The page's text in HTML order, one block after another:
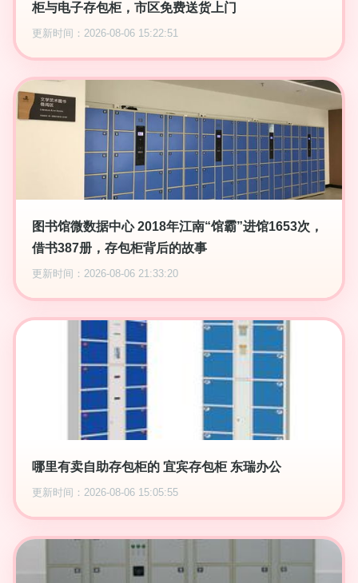
柜与电子存包柜，市区免费送货上门
更新时间：2026-08-06 15:22:51
图书馆微数据中心 2018年江南“馆霸”进馆1653次，
借书387册，存包柜背后的故事
更新时间：2026-08-06 21:33:20
哪里有卖自助存包柜的 宜宾存包柜 东瑞办公
更新时间：2026-08-06 15:05:55